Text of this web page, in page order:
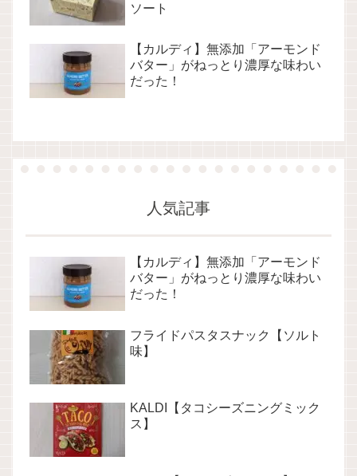
ソート
【カルディ】無添加「アーモンド
バター」がねっとり濃厚な味わい
だった！
人気記事
【カルディ】無添加「アーモンド
バター」がねっとり濃厚な味わい
だった！
フライドパスタスナック【ソルト
味】
KALDI【タコシーズニングミック
ス】